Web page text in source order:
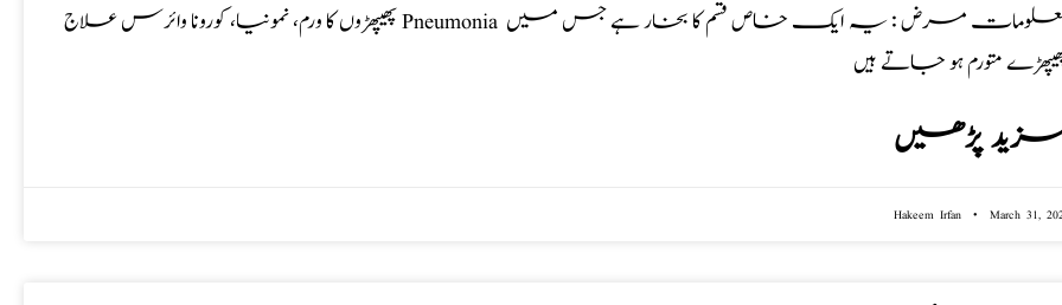
پھیپھڑوں کا ورم، نمونیا، کورونا وائرس علاج Pneumonia معلومات مرض : یہ ایک خاص قسم کا بخار ہے جس میں
متورم ہو جاتے ہیں
پڑھیں
Hakeem Irfan March 31,